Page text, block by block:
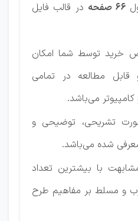
در قالب فایل
خرید توسط شما امکان
مطالعه در تمامی
می‌باشد.
تشریحی، توضیحی و
شده می‌باشد.
با بیشترین تعداد
و مسلط بر مفاهیم طرح